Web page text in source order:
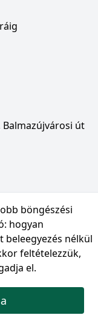
böngészési
hogyan
beleegyezés nélkül
feltételezzük,
el.
Balmazújvárosi út
út